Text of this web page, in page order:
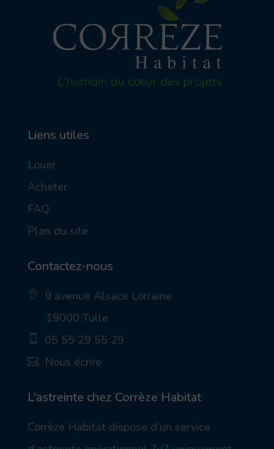
Liens utiles
Louer
Acheter
FAQ
Plan du site
Contactez-nous
in
lt
9 avenue Alsace Lorraine
19000 Tulle
on
ob
ile
on
05 55 29 55 29
_
m
_a
Nous écrire
L’astreinte chez Corrèze Habitat
Corrèze Habitat dispose d’un service